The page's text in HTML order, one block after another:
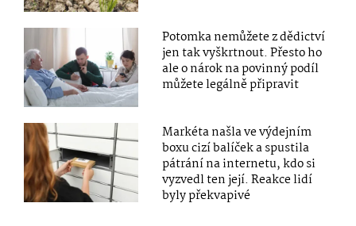
Potomka nemůžete z dědictví
jen tak vyškrtnout. Přesto ho
ale o nárok na povinný podíl
můžete legálně připravit
Markéta našla ve výdejním
boxu cizí balíček a spustila
pátrání na internetu, kdo si
vyzvedl ten její. Reakce lidí
byly překvapivé